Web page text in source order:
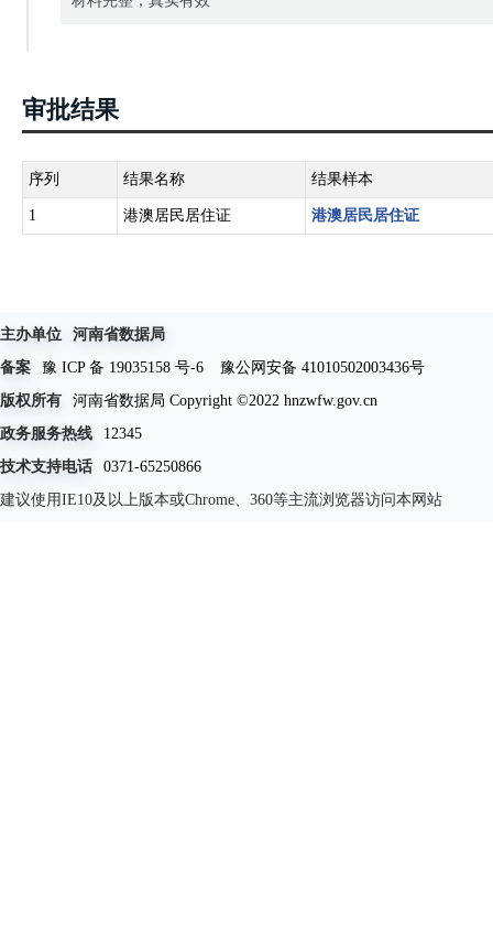
审批结果
序列 结果名称 结果样本
1 港澳居民居住证 港澳居民居住证
主办单位
河南省数据局
备案
豫 ICP 备 19035158 号-6
豫公网安备 41010502003436号
版权所有
河南省数据局 Copyright ©2022 hnzwfw.gov.cn
政务服务热线
12345
技术支持电话
0371-65250866
建议使用IE10及以上版本或Chrome、360等主流浏览器访问本网站